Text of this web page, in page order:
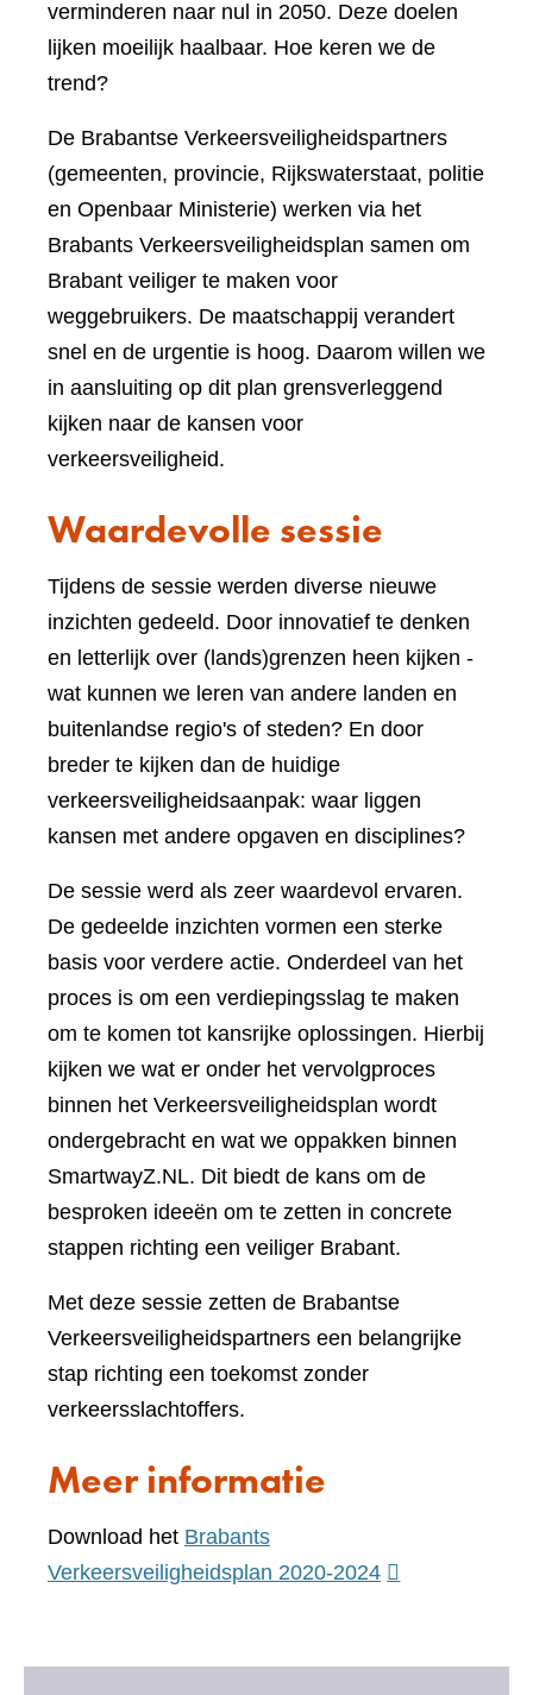
verminderen naar nul in 2050. Deze doelen
lijken moeilijk haalbaar. Hoe keren we de
trend?
De Brabantse Verkeersveiligheidspartners
(gemeenten, provincie, Rijkswaterstaat, politie
en Openbaar Ministerie) werken via het
Brabants Verkeersveiligheidsplan samen om
Brabant veiliger te maken voor
weggebruikers. De maatschappij verandert
snel en de urgentie is hoog. Daarom willen we
in aansluiting op dit plan grensverleggend
kijken naar de kansen voor
verkeersveiligheid.
Waardevolle sessie
Tijdens de sessie werden diverse nieuwe
inzichten gedeeld. Door innovatief te denken
en letterlijk over (lands)grenzen heen kijken -
wat kunnen we leren van andere landen en
buitenlandse regio's of steden? En door
breder te kijken dan de huidige
verkeersveiligheidsaanpak: waar liggen
kansen met andere opgaven en disciplines?
De sessie werd als zeer waardevol ervaren.
De gedeelde inzichten vormen een sterke
basis voor verdere actie. Onderdeel van het
proces is om een verdiepingsslag te maken
om te komen tot kansrijke oplossingen. Hierbij
kijken we wat er onder het vervolgproces
binnen het Verkeersveiligheidsplan wordt
ondergebracht en wat we oppakken binnen
SmartwayZ.NL. Dit biedt de kans om de
besproken ideeën om te zetten in concrete
stappen richting een veiliger Brabant.
Met deze sessie zetten de Brabantse
Verkeersveiligheidspartners een belangrijke
stap richting een toekomst zonder
verkeersslachtoffers.
Meer informatie
Download het Brabants
Verkeersveiligheidsplan 2020-2024(verwijst